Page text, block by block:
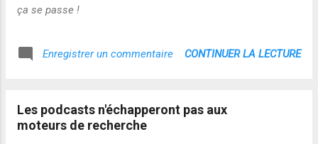
ça se passe !
Enregistrer un commentaire CONTINUER LA LECTURE
Les podcasts n'échapperont pas aux
moteurs de recherche